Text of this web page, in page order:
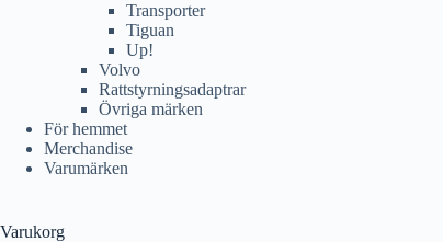
Transporter
Tiguan
Up!
Volvo
Rattstyrningsadaptrar
Övriga märken
För hemmet
Merchandise
Varumärken
Varukorg